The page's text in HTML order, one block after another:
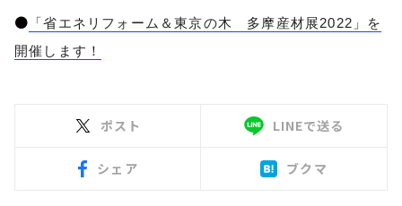
● 「省エネリフォーム＆東京の木 多摩産材展2022」を
開催します！
ポスト LINEで送る
シェア ブクマ